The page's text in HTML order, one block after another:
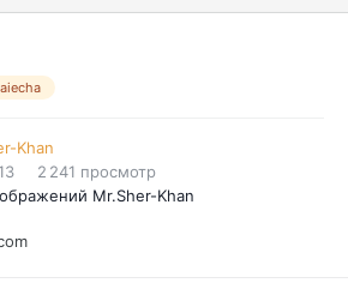
Khan
2 241 просмотр
Mr.Sher-Khan